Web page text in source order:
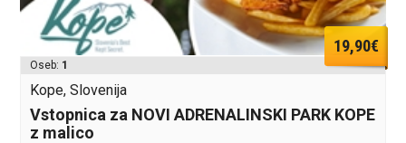
19,90€
Oseb: 1
Kope, Slovenija
Vstopnica za NOVI ADRENALINSKI PARK KOPE
z malico